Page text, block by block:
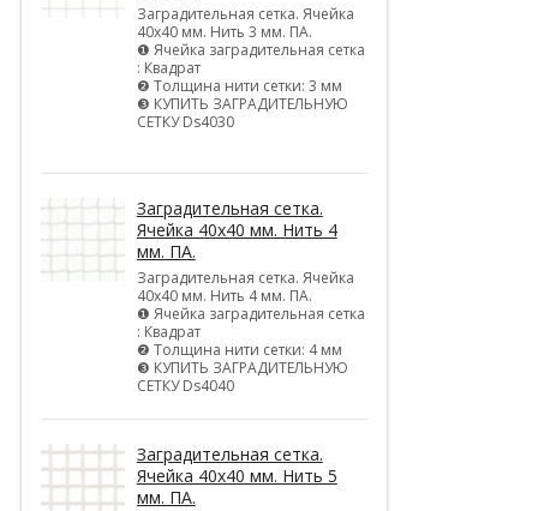
Заградительная сетка. Ячейка
40х40 мм. Нить 3 мм. ПА.
❶ Ячейка заградительная сетка
: Квадрат
❷ Толщина нити сетки: 3 мм
❸ КУПИТЬ ЗАГРАДИТЕЛЬНУЮ
СЕТКУ Ds4030
Заградительная сетка.
Ячейка 40х40 мм. Нить 4
мм. ПА.
Заградительная сетка. Ячейка
40х40 мм. Нить 4 мм. ПА.
❶ Ячейка заградительная сетка
: Квадрат
❷ Толщина нити сетки: 4 мм
❸ КУПИТЬ ЗАГРАДИТЕЛЬНУЮ
СЕТКУ Ds4040
Заградительная сетка.
Ячейка 40х40 мм. Нить 5
мм. ПА.